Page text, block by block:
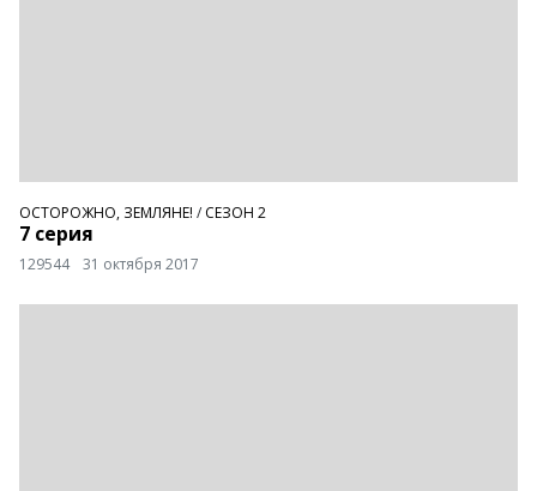
ОСТОРОЖНО, ЗЕМЛЯНЕ! / СЕЗОН 2
7 серия
129544 31 октября 2017